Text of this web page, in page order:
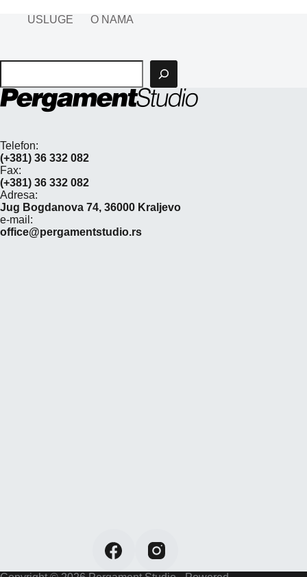
USLUGE O NAMA
Pretraga
Telefon:
(+381) 36 332 082
Fax:
(+381) 36 332 082
Adresa:
Jug Bogdanova 74, 36000 Kraljevo
e-mail:
office@pergamentstudio.rs